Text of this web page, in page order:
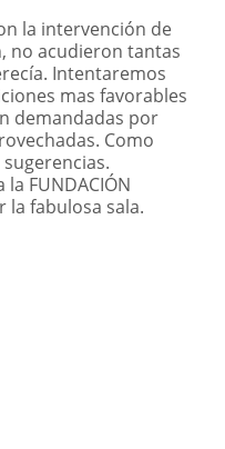
la intervención de
no acudieron tantas
Intentaremos
mas favorables
demandadas por
Como
FUNDACIÓN
la fabulosa sala.